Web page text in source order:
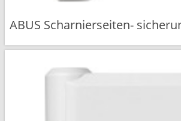
ABUS Scharnierseiten-